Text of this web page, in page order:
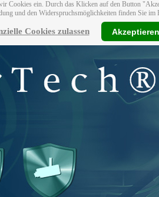
Cookies ein. Durch das Klicken auf den Button
und den Widerspruchsmöglichkeiten finden Sie im
Cookies zulassen Akzeptieren